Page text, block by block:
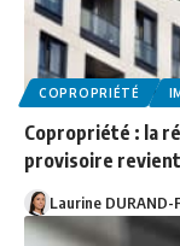
COPROPRIÉTÉ
Copropriété : la
provisoire revient
Laurine DURAND-